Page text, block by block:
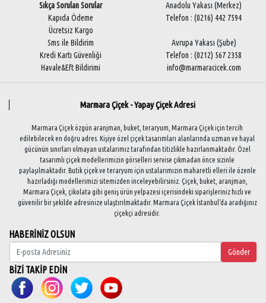
Sıkça Sorulan Sorular
Kapıda Ödeme
Ücretsiz Kargo
Sms ile Bildirim
Kredi Kartı Güvenliği
Havale&Eft Bildirimi
Anadolu Yakası (Merkez)
Telefon : (0216) 442 7594
Avrupa Yakası (Şube)
Telefon : (0212) 567 2358
info@marmaracicek.com
Marmara Çiçek - Yapay Çiçek Adresi
Marmara Çiçek özgün aranjman, buket, teraryum, Marmara Çiçek için tercih
edilebilecek en doğru adres. Kişiye özel çiçek tasarımları alanlarında uzman ve hayal
gücünün sınırları olmayan ustalarımız tarafından titizlikle hazırlanmaktadır. Özel
tasarımlı çiçek modellerimizin görselleri servise çıkmadan önce sizinle
paylaşılmaktadır. Butik çiçek ve teraryum için ustalarımızın maharetli elleri ile özenle
hazırladığı modellerimizi sitemizden inceleyebilirsiniz. Çiçek, buket, aranjman,
Marmara Çiçek, çikolata gibi geniş ürün yelpazesi içerisindeki siparişleriniz hızlı ve
güvenilir bir şekilde adresinize ulaştırılmaktadır. Marmara Çiçek İstanbul'da aradığınız
çiçekçi adresidir.
HABERİNİZ OLSUN
Gönder
BİZİ TAKİP EDİN